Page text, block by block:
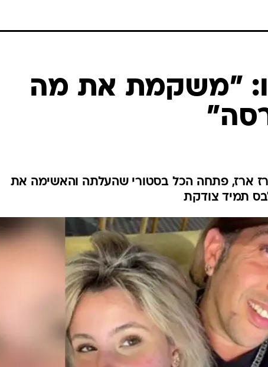
"משקמת את מה
ארז, פתחה הכל בסטורי שהעלתה והאשימה את
תמיד צודקת